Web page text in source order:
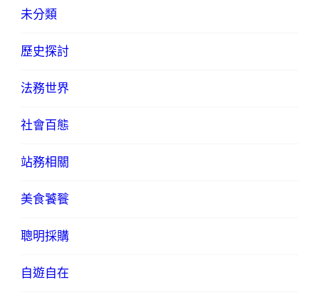
未分類
歷史探討
法務世界
社會百態
站務相關
美食饕餮
聰明採購
自遊自在